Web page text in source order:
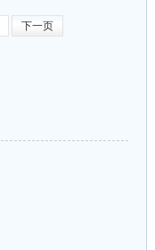
下一页